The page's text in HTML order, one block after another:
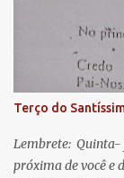
misericordiosos a
Jesus. Bendito é o
doce e sempre
Para que sejamos
Terço do
Lembrete: Quinta-
próxima de você e